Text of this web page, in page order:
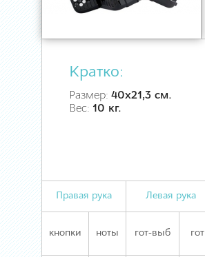
Кратко:
Размер: 40х21,3 см.
Вес: 10 кг.
Правая рука Левая рука
кнопки ноты гот-выб гот